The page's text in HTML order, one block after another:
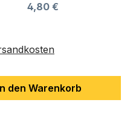
4,80 €
den
den Warenkorb